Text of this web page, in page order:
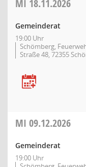
MI 18.11.2026
Gemeinderat
19:00 Uhr
Schömberg,
Straße 48, 72355
MI 09.12.2026
Gemeinderat
19:00 Uhr